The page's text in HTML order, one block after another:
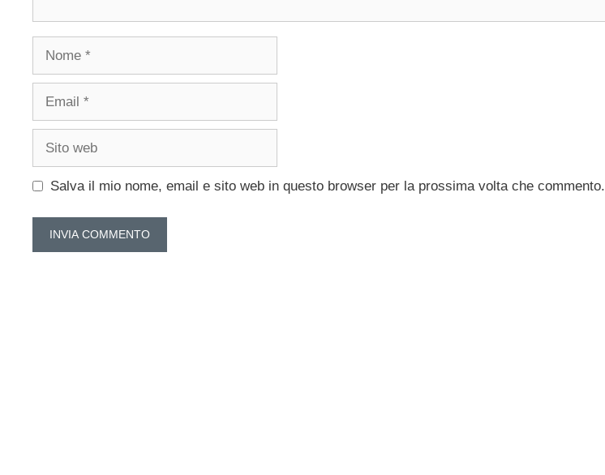
Salva il mio nome, email e sito web in questo browser per la prossima volta che commento.